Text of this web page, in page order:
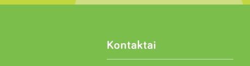
Kontaktai